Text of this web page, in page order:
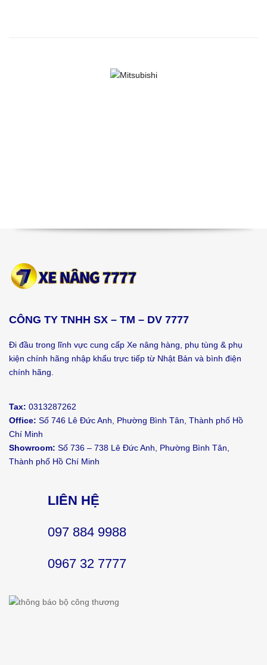
CÔNG TY TNHH SX – TM – DV 7777
Đi đầu trong lĩnh vực cung cấp Xe nâng hàng, phụ tùng & phụ
kiện chính hãng nhập khẩu trực tiếp từ Nhật Bản và bình điện
chính hãng.
Tax: 0313287262
Office: Số 746 Lê Đức Anh, Phường Bình Tân, Thành phố Hồ
Chí Minh
Showroom: Số 736 – 738 Lê Đức Anh, Phường Bình Tân,
Thành phố Hồ Chí Minh
LIÊN HỆ
097 884 9988
0967 32 7777